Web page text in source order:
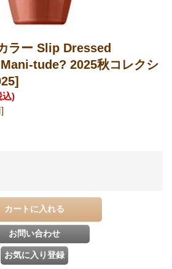
ラー Slip Dressed
2025秋コレクシ
込)
]